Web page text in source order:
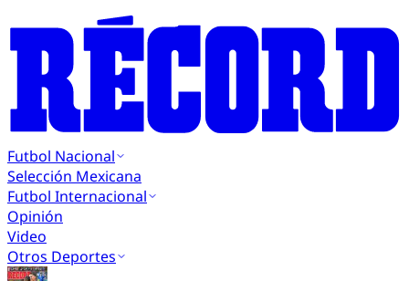
Futbol Nacional
Selección Mexicana
Futbol Internacional
Opinión
Video
Otros Deportes